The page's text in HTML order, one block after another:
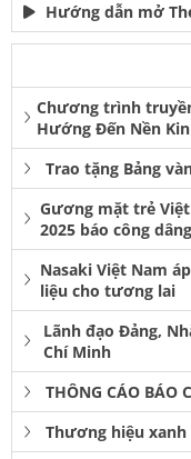
Hướng dẫn mở
Chương trình
Hướng Đến Nền
Trao tặng Bảng
Gương mặt trẻ
2025 báo công
Nasaki Việt Nam
liệu cho tương lai
Lãnh đạo Đảng,
Chí Minh
THÔNG CÁO BÁO
Thương hiệu xanh